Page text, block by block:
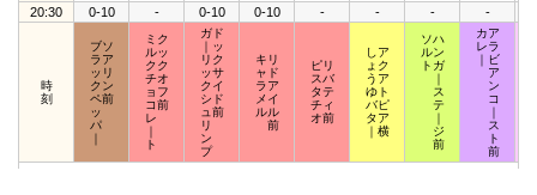
20:30
0-10 - 0-10 0-10 - - - -
時
刻
ブソ
ラア
ッリ
クン
ペ前
ッ
パ
｜
ミク
ルッ
クク
チオ
ョフ
コ前
レ
｜
ト
ガド
｜ッ
リク
ッサ
クイ
シド
ュ前
リ
ン
プ
キリ
ャド
ラア
メイ
ルル
前
ピリ
スバ
タテ
チィ
オ前
しア
ょク
うア
ゆト
バピ
タア
｜横
ソハ
ルン
トガ
｜
ス
テ
｜
ジ
前
カア
レラ
｜ビ
ア
ン
コ
｜
ス
ト
前